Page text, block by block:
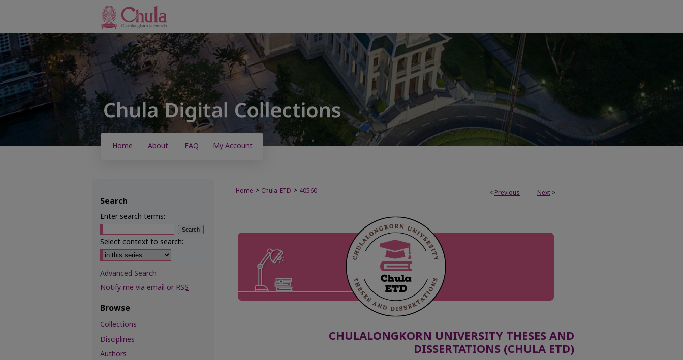
Home About FAQ My Account
< Previous Next >
Home > Chula-ETD > 40560
CHULALONGKORN UNIVERSITY THESES AND
DISSERTATIONS (CHULA ETD)
Search
Enter search terms:
Select context to search:
Advanced Search
Notify me via email or RSS
Browse
Collections
Disciplines
Authors